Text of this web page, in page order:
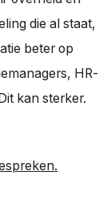
die al staat,
beter op
HR-
kan sterker.